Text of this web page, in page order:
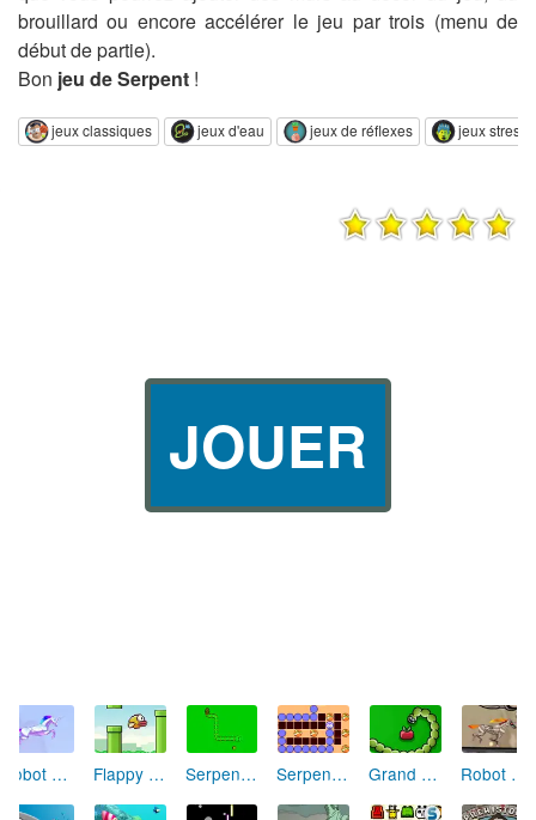
brouillard ou encore accélérer le jeu par trois (menu de
début de partie).
Bon jeu de Serpent !
jeux classiques jeux d'eau jeux de réflexes jeux
JOUER
Robot Unicorn Attack Flappy Bird Serpent Glouton Serpent Labyrinthe Grand Petit Ver Robot Unicorn Attack : Heavy Metal